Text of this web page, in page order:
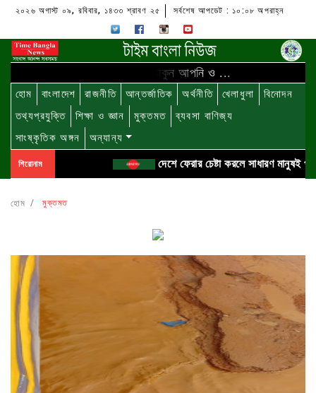
২০২৬ অগাস্ট ০৯, রবিবার, ১৪৩৩ শ্রাবণ ২৫ সর্বশেষ আপডেট : ১০:০৮ অপরাহ্ন
আমাদের সাথে থাকুন আপনি ও ...
হোম বাংলাদেশ রাজনীতি আন্তর্জাতিক অর্থনীতি খেলাধুলা
বিনোদন
তথ্যপ্রযুক্তি
শিক্ষা ও জ্ঞান মুক্তমত
ব্যবসা বাণিজ্য
সাংষ্কৃতিক অঙ্গন
অন্যান্য
শিরোনাম দেশে ফেরার চেষ্টা করলে সাধারণ মানুষই প্রতিরোধ
হোম মুক্তমত